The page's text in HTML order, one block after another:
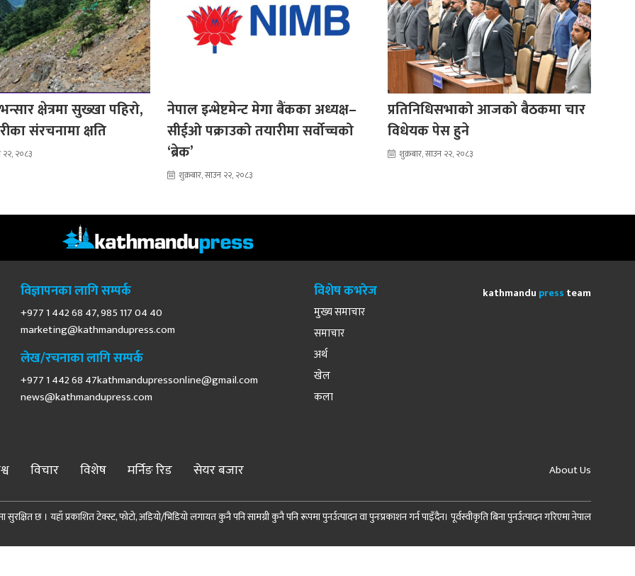
क्षेत्रमा सुख्खा पहिरो,
संरचनामा क्षति
२२, २०८३
नेपाल इन्भेष्टमेन्ट मेगा बैंकका अध्यक्ष–
सीईओ पक्राउको तयारीमा सर्वोच्चको
‘ब्रेक’
शुक्रबार, साउन २२, २०८३
प्रतिनिधिसभाको आजको बैठकमा चार
विधेयक पेस हुने
शुक्रबार, साउन २२, २०८३
विज्ञापनका लागि सम्पर्क
+977 1 442 68 47, 985 117 04 40
marketing@kathmandupress.com
लेख/रचनाका लागि सम्पर्क
+977 1 442 68 47kathmandupressonline@gmail.com
news@kathmandupress.com
विशेष कभरेज
मुख्य समाचार
समाचार
अर्थ
खेल
कला
kathmandu press team
विचार विशेष मर्निङ रिड सेयर बजार About Us
सुरक्षित छ । यहाँ प्रकाशित टेक्स्ट, फोटो, अडियो/भिडियो लगायत कुनै पनि सामग्री कुनै पनि रूपमा पुनर्उत्पादन वा पुनःप्रकाशन गर्न पाइँदैन। पूर्वस्वीकृति बिना पुनर्उत्पादन गरिएमा नेपाल